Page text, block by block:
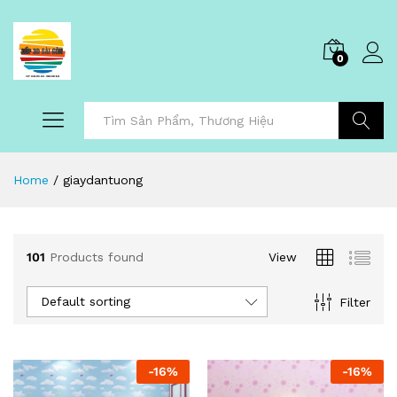
0
Home / giaydantuong
101 Products found View
Filter
Default sorting
-16% -16%